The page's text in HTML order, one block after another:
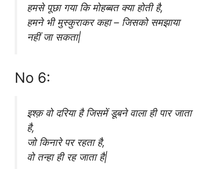
हमसे पूछा गया कि मोहब्बत क्या होती है,
हमने भी मुस्कुराकर कहा – जिसको समझाया
नहीं जा सकता|
No 6:
इश्क़ वो दरिया है जिसमें डूबने वाला ही पार जाता
है,
जो किनारे पर रहता है,
वो तन्हा ही रह जाता है|